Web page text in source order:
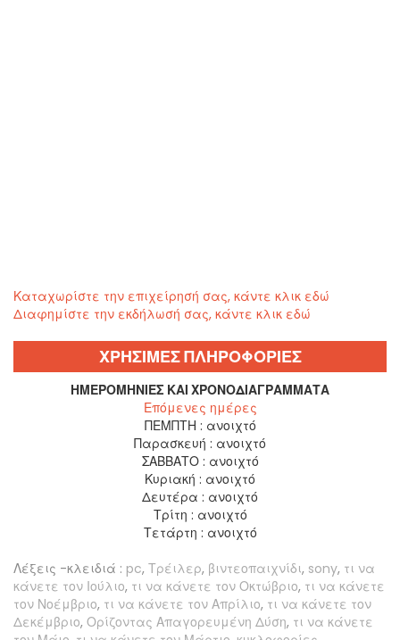
Καταχωρίστε την επιχείρησή σας, κάντε κλικ εδώ
Διαφημίστε την εκδήλωσή σας, κάντε κλικ εδώ
ΧΡΗΣΙΜΕΣ ΠΛΗΡΟΦΟΡΙΕΣ
ΗΜΕΡΟΜΗΝΊΕΣ ΚΑΙ ΧΡΟΝΟΔΙΑΓΡΆΜΜΑΤΑ
Επόμενες ημέρες
ΠΕΜΠΤΗ : ανοιχτό
Παρασκευή : ανοιχτό
ΣΑΒΒΑΤΟ : ανοιχτό
Κυριακή : ανοιχτό
Δευτέρα : ανοιχτό
Τρίτη : ανοιχτό
Τετάρτη : ανοιχτό
Λέξεις -κλειδιά : pc, Τρέιλερ, βιντεοπαιχνίδι, sony, τι να
κάνετε τον Ιούλιο, τι να κάνετε τον Οκτώβριο, τι να κάνετε
τον Νοέμβριο, τι να κάνετε τον Απρίλιο, τι να κάνετε τον
Δεκέμβριο, Ορίζοντας Απαγορευμένη Δύση, τι να κάνετε